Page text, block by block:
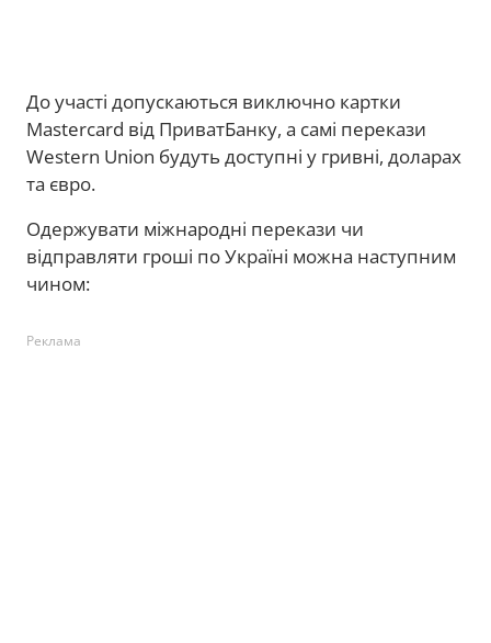
До участі допускаються виключно картки
Mastercard від ПриватБанку, а самі перекази
Western Union будуть доступні у гривні, доларах
та євро.
Одержувати міжнародні перекази чи
відправляти гроші по Україні можна наступним
чином:
Реклама